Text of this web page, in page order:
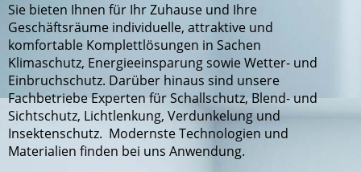
Sie bieten Ihnen für Ihr Zuhause und Ihre
Geschäftsräume individuelle, attraktive und
komfortable Komplettlösungen in Sachen
Klimaschutz, Energieeinsparung sowie Wetter- und
Einbruchschutz. Darüber hinaus sind unsere
Fachbetriebe Experten für Schallschutz, Blend- und
Sichtschutz, Lichtlenkung, Verdunkelung und
Insektenschutz. Modernste Technologien und
Materialien finden bei uns Anwendung.